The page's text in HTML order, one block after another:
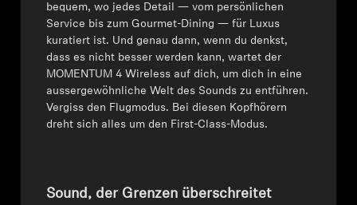
Support
bequem, wo jedes Detail — vom persönlichen
Service bis zum Gourmet-Dining — für Luxus
kuratiert ist. Und genau dann, wenn du denkst,
dass es nicht besser werden kann, wartet der
MOMENTUM 4 Wireless auf dich, um dich in eine
aussergewöhnliche Welt des Sounds zu entführen.
Vergiss den Flugmodus. Bei diesen Kopfhörern
dreht sich alles um den First-Class-Modus.
Sound, der Grenzen überschreitet